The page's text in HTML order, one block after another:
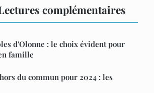
complémentaires
d'Olonne : le choix évident pour
famille
du commun pour 2024 : les